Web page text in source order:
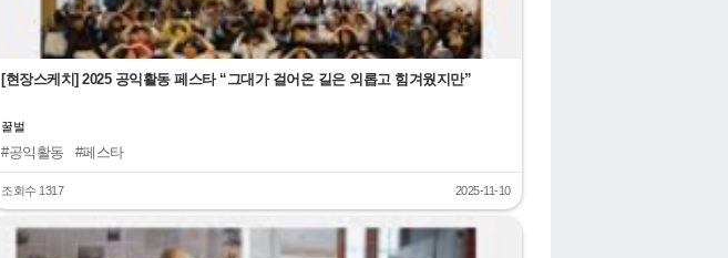
[현장스케치] 2025 공익활동 페스타 “그대가 걸어온 길은 외롭고 힘겨웠지만”
꿀벌
#공익활동 #페스타
조회수 1317 2025-11-10